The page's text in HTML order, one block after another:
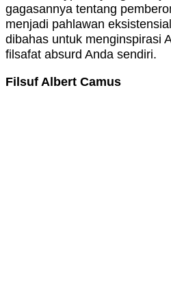
gagasannya tentang
menjadi pahlawan
dibahas untuk menginspirasi
filsafat absurd Anda sendiri.
Filsuf Albert Camus